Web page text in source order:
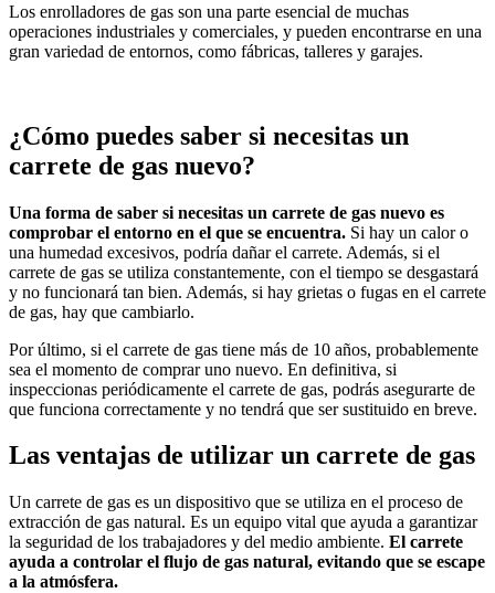
Los enrolladores de gas son una parte esencial de muchas
operaciones industriales y comerciales, y pueden encontrarse en una
gran variedad de entornos, como fábricas, talleres y garajes.
¿Cómo puedes saber si necesitas un
carrete de gas nuevo?
Una forma de saber si necesitas un carrete de gas nuevo es
comprobar el entorno en el que se encuentra. Si hay un calor o
una humedad excesivos, podría dañar el carrete. Además, si el
carrete de gas se utiliza constantemente, con el tiempo se desgastará
y no funcionará tan bien. Además, si hay grietas o fugas en el carrete
de gas, hay que cambiarlo.
Por último, si el carrete de gas tiene más de 10 años, probablemente
sea el momento de comprar uno nuevo. En definitiva, si
inspeccionas periódicamente el carrete de gas, podrás asegurarte de
que funciona correctamente y no tendrá que ser sustituido en breve.
Las ventajas de utilizar un carrete de gas
Un carrete de gas es un dispositivo que se utiliza en el proceso de
extracción de gas natural. Es un equipo vital que ayuda a garantizar
la seguridad de los trabajadores y del medio ambiente. El carrete
ayuda a controlar el flujo de gas natural, evitando que se escape
a la atmósfera.